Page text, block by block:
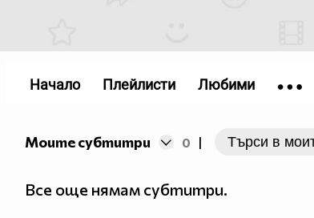
Моите субтитри 0 |
Все още нямам субтитри.
Начало Плейлисти Любими